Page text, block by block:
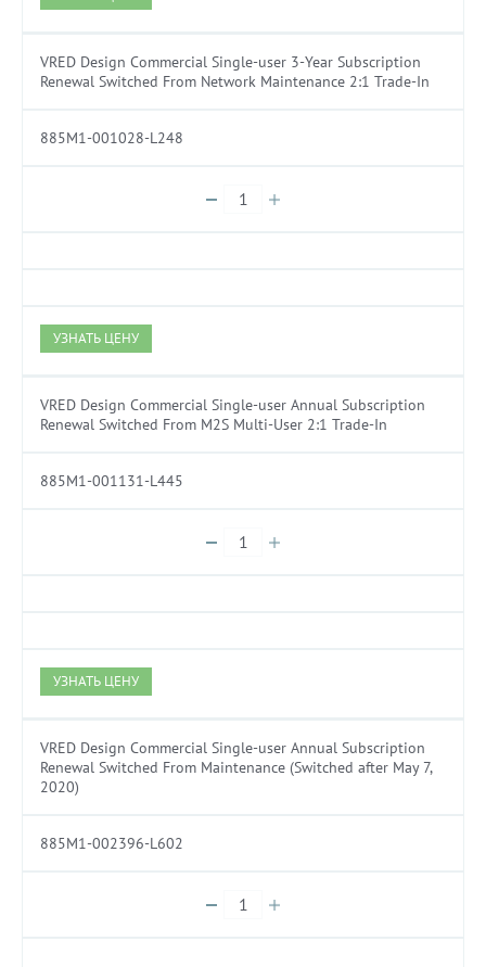
VRED Design Commercial Single-user 3-Year Subscription
Renewal Switched From Network Maintenance 2:1 Trade-In
885M1-001028-L248
УЗНАТЬ ЦЕНУ
VRED Design Commercial Single-user Annual Subscription
Renewal Switched From M2S Multi-User 2:1 Trade-In
885M1-001131-L445
УЗНАТЬ ЦЕНУ
VRED Design Commercial Single-user Annual Subscription
Renewal Switched From Maintenance (Switched after May 7,
2020)
885M1-002396-L602